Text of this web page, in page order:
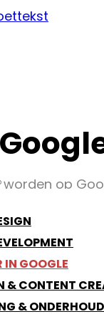
IN GOOGLE
& CONTENT
& ONDERHOUD
op
website. Is